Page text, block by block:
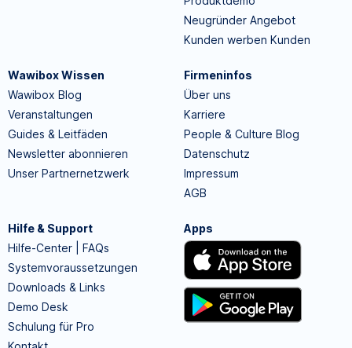
Neugründer Angebot
Kunden werben Kunden
Wawibox Wissen
Wawibox Blog
Veranstaltungen
Guides & Leitfäden
Newsletter abonnieren
Unser Partnernetzwerk
Firmeninfos
Über uns
Karriere
People & Culture Blog
Datenschutz
Impressum
AGB
Hilfe & Support
Hilfe-Center | FAQs
Systemvoraussetzungen
Downloads & Links
Demo Desk
Schulung für Pro
Apps